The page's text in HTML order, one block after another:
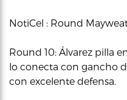
NotiCel : Round
Round 10: Álvarez pilla
lo conecta con gancho
con excelente defensa.